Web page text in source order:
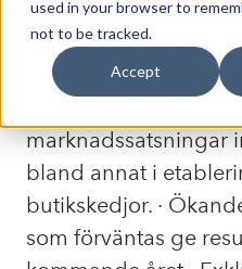
used in your browser to
not to be tracked.
Accept
Nya produkter och
Deltagande på
marknadssatsningar
bland annat i
butikskedjor. ·
som förväntas ge